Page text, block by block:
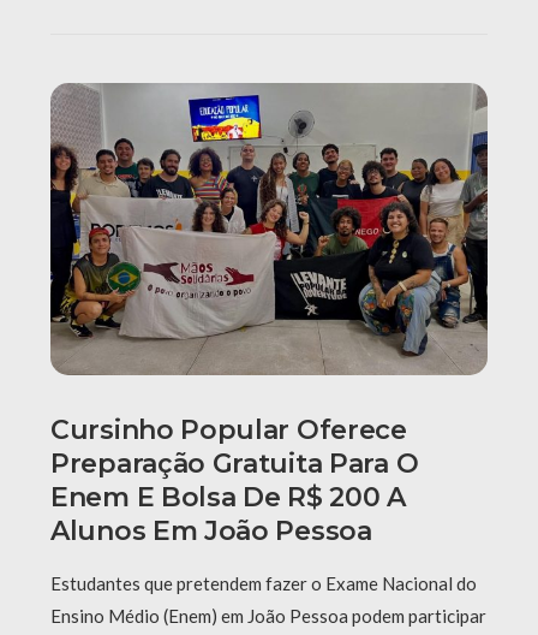
Cursinho Popular Oferece
Preparação Gratuita Para O
Enem E Bolsa De R$ 200 A
Alunos Em João Pessoa
Estudantes que pretendem fazer o Exame Nacional do
Ensino Médio (Enem) em João Pessoa podem participar